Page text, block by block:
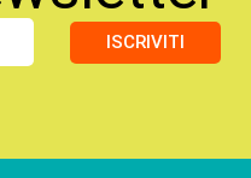
ISCRIVITI